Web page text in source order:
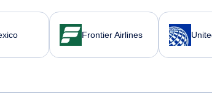
Frontier Airlines